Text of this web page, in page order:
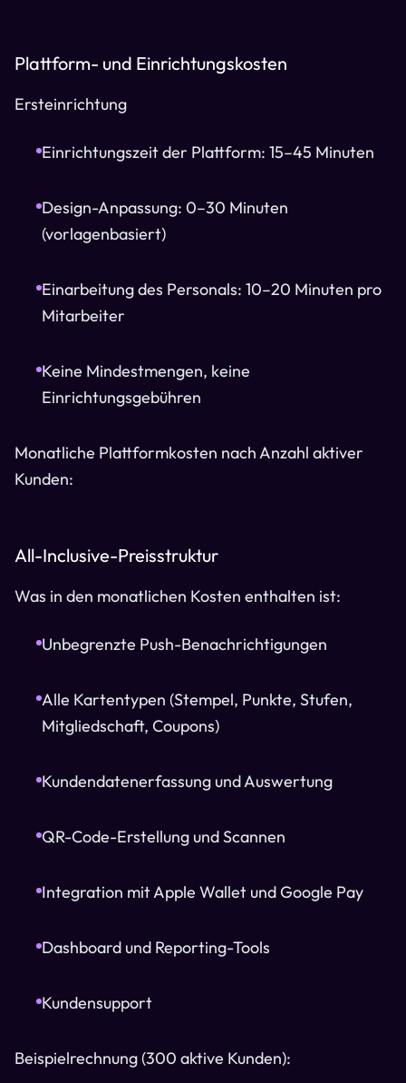
Plattform- und Einrichtungskosten
Ersteinrichtung
Einrichtungszeit der Plattform: 15–45 Minuten
Design-Anpassung: 0–30 Minuten
(vorlagenbasiert)
Einarbeitung des Personals: 10–20 Minuten pro
Mitarbeiter
Keine Mindestmengen, keine
Einrichtungsgebühren
Monatliche Plattformkosten nach Anzahl aktiver
Kunden:
All-Inclusive-Preisstruktur
Was in den monatlichen Kosten enthalten ist:
Unbegrenzte Push-Benachrichtigungen
Alle Kartentypen (Stempel, Punkte, Stufen,
Mitgliedschaft, Coupons)
Kundendatenerfassung und Auswertung
QR-Code-Erstellung und Scannen
Integration mit Apple Wallet und Google Pay
Dashboard und Reporting-Tools
Kundensupport
Beispielrechnung (300 aktive Kunden):